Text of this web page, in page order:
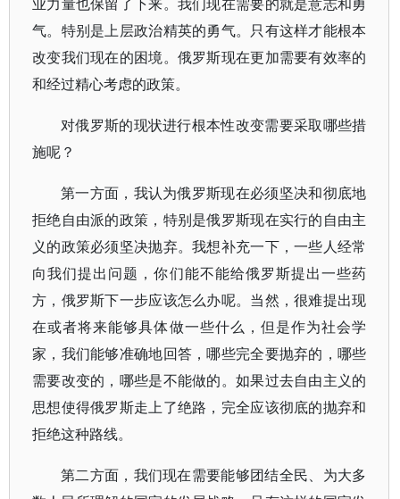
气。特别是上层政治精英的勇气。只有这样才能根本
改变我们现在的困境。俄罗斯现在更加需要有效率的
和经过精心考虑的政策。
对俄罗斯的现状进行根本性改变需要采取哪些措
施呢？
第一方面，我认为俄罗斯现在必须坚决和彻底地
拒绝自由派的政策，特别是俄罗斯现在实行的自由主
义的政策必须坚决抛弃。我想补充一下，一些人经常
向我们提出问题，你们能不能给俄罗斯提出一些药
方，俄罗斯下一步应该怎么办呢。当然，很难提出现
在或者将来能够具体做一些什么，但是作为社会学
家，我们能够准确地回答，哪些完全要抛弃的，哪些
需要改变的，哪些是不能做的。如果过去自由主义的
思想使得俄罗斯走上了绝路，完全应该彻底的抛弃和
拒绝这种路线。
第二方面，我们现在需要能够团结全民、为大多